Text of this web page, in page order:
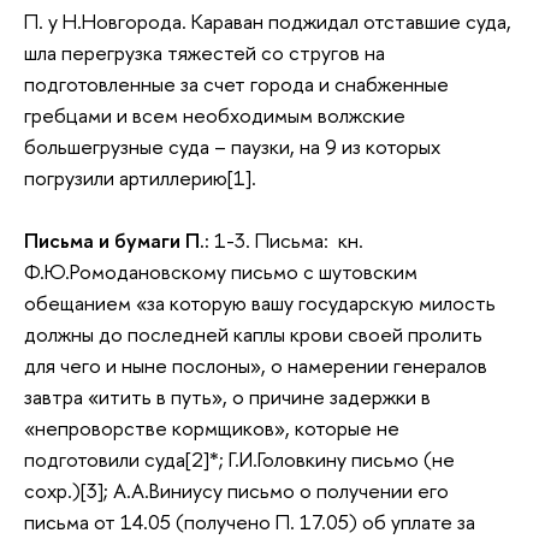
П. у Н.Новгорода. Караван поджидал отставшие суда,
шла перегрузка тяжестей со стругов на
подготовленные за счет города и снабженные
гребцами и всем необходимым волжские
большегрузные суда – паузки, на 9 из которых
погрузили артиллерию[1].
Письма и бумаги П.: 1-3. Письма: кн.
Ф.Ю.Ромодановскому письмо с шутовским
обещанием «за которую вашу государскую милость
должны до последней каплы крови своей пролить
для чего и ныне послоны», о намерении генералов
завтра «итить в путь», о причине задержки в
«непроворстве кормщиков», которые не
подготовили суда[2]*; Г.И.Головкину письмо (не
сохр.)[3]; А.А.Виниусу письмо о получении его
письма от 14.05 (получено П. 17.05) об уплате за